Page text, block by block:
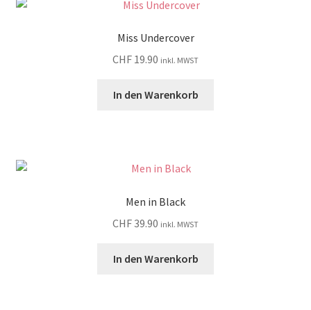
Miss Undercover
CHF 19.90 inkl. MWST
In den Warenkorb
Men in Black
CHF39.90 inkl. MWST
In den Warenkorb